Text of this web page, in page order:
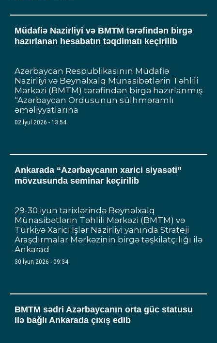
Müdafiə Nazirliyi və BMTM tərəfindən birgə
hazırlanan hesabatın təqdimatı keçirilib
Azərbaycan Respublikasının Müdafiə
Nazirliyi və Beynəlxalq Münasibətlərin Təhlili
Mərkəzi (BMTM) tərəfindən birgə hazırlanmış
“Azərbaycan Ordusunun sülhməramlı
əməliyyatlarına
02 İyul 2026 - 13:54
Ankarada “Azərbaycanın xarici siyasəti”
mövzusunda seminar keçirilib
29-30 iyun tarixlərində Beynəlxalq
Münasibətlərin Təhlili Mərkəzi (BMTM) və
Türkiyə Xarici İşlər Nazirliyi yanında Strateji
Araşdırmalar Mərkəzinin birgə təşkilatçılığı ilə
Ankarad
30 İyun 2026 - 09:34
BMTM sədri Azərbaycanın orta güc statusu
ilə bağlı Ankarada çıxış edib